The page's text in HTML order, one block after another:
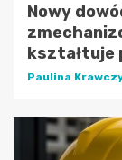
Nowy
kształtuje
Paulina